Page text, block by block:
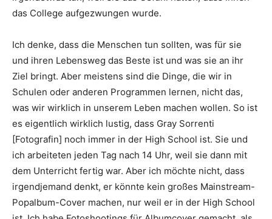
das College aufgezwungen wurde.
Ich denke, dass die Menschen tun sollten, was für sie
und ihren Lebensweg das Beste ist und was sie an ihr
Ziel bringt. Aber meistens sind die Dinge, die wir in
Schulen oder anderen Programmen lernen, nicht das,
was wir wirklich in unserem Leben machen wollen. So ist
es eigentlich wirklich lustig, dass Gray Sorrenti
[Fotografin] noch immer in der High School ist. Sie und
ich arbeiteten jeden Tag nach 14 Uhr, weil sie dann mit
dem Unterricht fertig war. Aber ich möchte nicht, dass
irgendjemand denkt, er könnte kein großes Mainstream-
Popalbum-Cover machen, nur weil er in der High School